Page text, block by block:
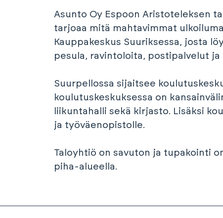
Asunto Oy Espoon Aristoteleksen
tarjoaa mitä mahtavimmat
Kauppakeskus Suuriksessa, josta
pesula, ravintoloita, postipalvelut ja
Suurpellossa sijaitsee
koulutuskeskuksessa on
liikuntahalli sekä kirjasto. Lisäksi
ja työväenopistolle.
Taloyhtiö on savuton ja tupakointi
piha-alueella.